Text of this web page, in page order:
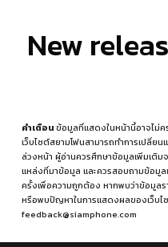
New
คำเตือนข้อมูลที่แสดงในหน้านี้อาจไม่
เว็บไซต์สยามโฟนสามารถทำการเปลี่ย
ล่วงหน้า ผู้อ่านควรศึกษาข้อมูลเพิ่มเติม
แหล่งที่มาข้อมูล และควรสอบถามข้อมู
ครั้งเพื่อความถูกต้อง หากพบว่าข้อมูล
หรือพบปัญหาในการแสดงผลของเว็บไ
feedback@siamphone.com